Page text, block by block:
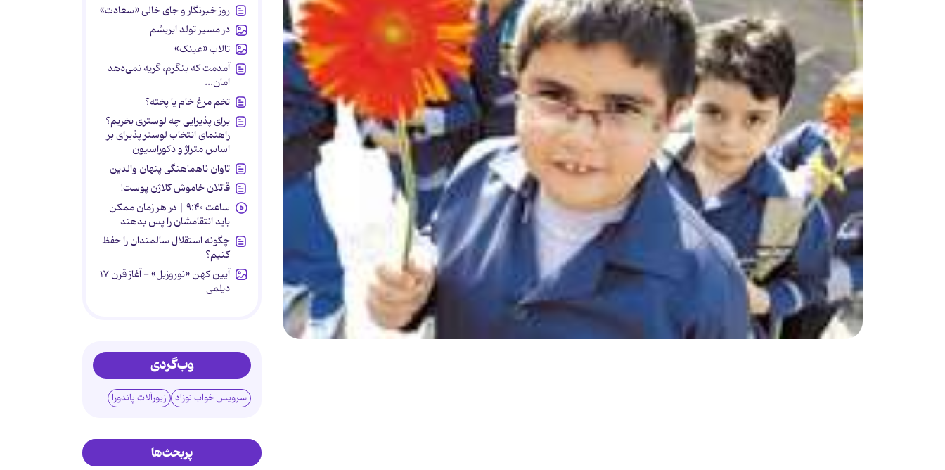
روز خبرنگار و جای خالی «سعادت»
در مسیر تولد ابریشم
تالاب «عینک»
آمدمت که بنگرم، گریه نمی‌دهد
امان...
تخم مرغ خام یا پخته؟
برای پذیرایی چه لوستری بخریم؟
راهنمای انتخاب لوستر پذیرای بر
اساس متراژ و دکوراسیون
تاوان ناهماهنگی پنهان والدین
قاتلان خاموش کلاژن پوست!
ساعت ۹:۴۰ | در هر زمان ممکن
باید انتقامشان را پس بدهند
چگونه استقلال سالمندان را حفظ
کنیم؟
آیین کهن «نوروزبل» - آغاز قرن ۱۷
دیلمی
وب‌گردی
سرویس خواب نوزاد زیورآلات پاندورا
پربحث‌ها